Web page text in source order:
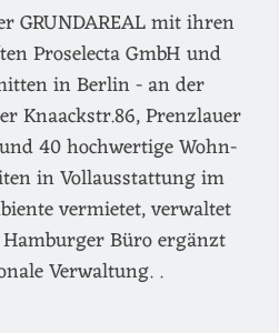
GRUNDAREAL mit ihren
Proselecta GmbH und
in Berlin - an der
Knaackstr.86, Prenzlauer
40 hochwertige Wohn-
in Vollausstattung im
vermietet, verwaltet
Büro ergänzt
Verwaltung. .